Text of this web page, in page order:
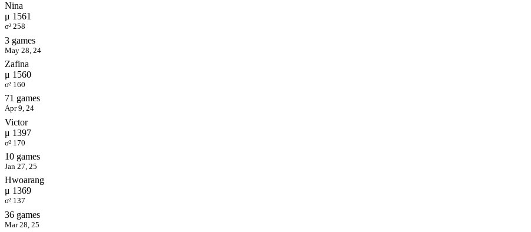
Nina
μ 1561
σ² 258
3 games
May 28, 24
Zafina
μ 1560
σ² 160
71 games
Apr 9, 24
Victor
μ 1397
σ² 170
10 games
Jan 27, 25
Hwoarang
μ 1369
σ² 137
36 games
Mar 28, 25